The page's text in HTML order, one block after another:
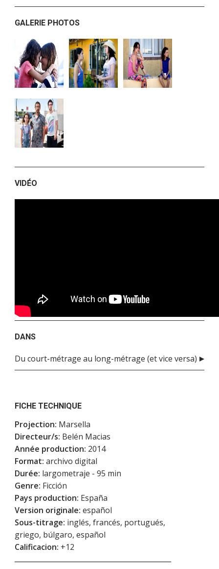
GALERIE PHOTOS
VIDÉO
DANS
Du court-métrage au long-métrage (et vice versa)
FICHE TECHNIQUE
Projection: Marsella
Directeur/s: Belén Macias
Année production: 2014
Format: archivo digital
Durée: largometraje - 95 min
Genre: Ficción
Pays production: España
Version originale: español
Sous-titrage: inglés, francés, portugués,
griego, búlgaro, español
Calificacion: +12